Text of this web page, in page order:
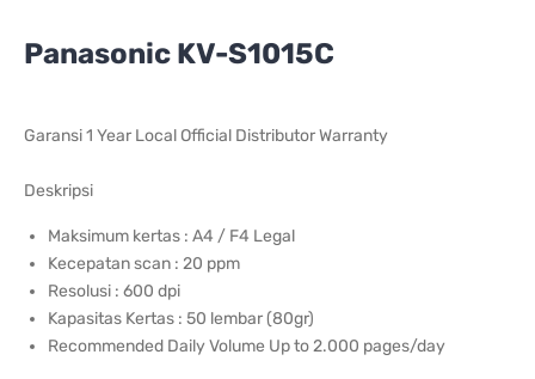
Panasonic KV-S1015C
Garansi 1 Year Local Official Distributor Warranty
Deskripsi
Maksimum kertas : A4 / F4 Legal
Kecepatan scan : 20 ppm
Resolusi : 600 dpi
Kapasitas Kertas : 50 lembar (80gr)
Recommended Daily Volume Up to 2.000 pages/day